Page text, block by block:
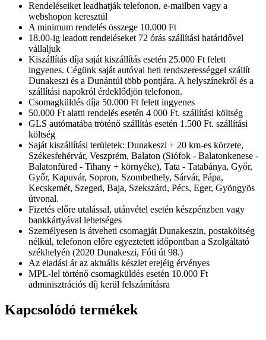
Rendeléseiket leadhatják telefonon, e-mailben vagy a
webshopon keresztül
A minimum rendelés összege 10.000 Ft
18.00-ig leadott rendeléseket 72 órás szállítási határidővel
vállaljuk
Kiszállítás díja saját kiszállítás esetén 25.000 Ft felett
ingyenes. Cégünk saját autóval heti rendszerességgel szállít
Dunakeszi és a Dunántúl több pontjára. A helyszínekről és a
szállítási napokról érdeklődjön telefonon.
Csomagküldés díja 50.000 Ft felett ingyenes
50.000 Ft alatti rendelés esetén 4 000 Ft. szállítási költség
GLS autómatába tröténő szállítás esetén 1.500 Ft. szállítási
költség
Saját kiszállítási területek: Dunakeszi + 20 km-es körzete,
Székesfehérvár, Veszprém, Balaton (Siófok - Balatonkenese -
Balatonfüred - Tihany + környéke), Tata - Tatabánya, Győr,
Győr, Kapuvár, Sopron, Szombethely, Sárvár, Pápa,
Kecskemét, Szeged, Baja, Szekszárd, Pécs, Eger, Gyöngyös
útvonal.
Fizetés előre utalással, utánvétel esetén készpénzben vagy
bankkártyával lehetséges
Személyesen is átveheti csomagját Dunakeszin, postaköltség
nélkül, telefonon előre egyeztetett időpontban a Szolgáltató
székhelyén (2020 Dunakeszi, Fóti út 98.)
Az eladási ár az aktuális készlet erejéig érvényes
MPL-lel történő csomagküldés esetén 10.000 Ft
adminisztrációs díj kerül felszámításra
Kapcsolódó termékek